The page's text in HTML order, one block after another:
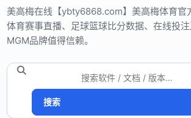
美高梅在线【ybty6868.com】美高梅体育官
体育赛事直播、足球篮球比分数据、在线投注
MGM品牌值得信赖。
搜索